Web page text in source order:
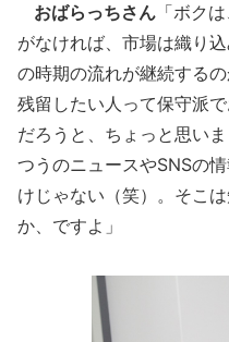
おばらっちさん 「ボク
がなければ、市場は織り
の時期の流れが継続する
残留したい人って保守派
だろうと、ちょっと思い
つうのニュースやSNSの
けじゃない（笑）。そこ
か、ですよ」